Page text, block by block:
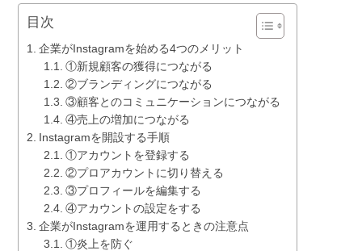
目次
企業がInstagramを始める4つのメリット
①新規顧客の獲得につながる
②ブランディングにつながる
③顧客とのコミュニケーションにつながる
④売上の増加につながる
Instagramを開設する手順
①アカウントを登録する
②プロアカウントに切り替える
③プロフィールを編集する
④アカウントの設定をする
企業がInstagramを運用するときの注意点
①炎上を防ぐ